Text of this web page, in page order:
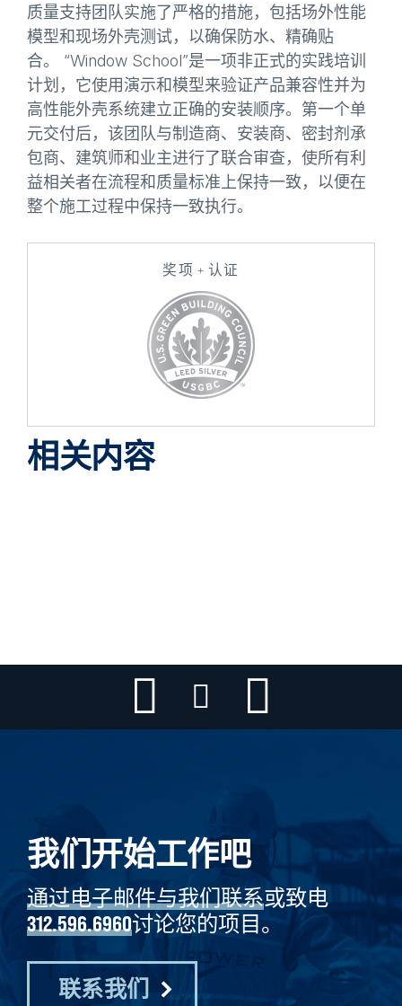
质量支持团队实施了严格的措施，包括场外性能
模型和现场外壳测试，以确保防水、精确贴
合。 “Window School”是一项非正式的实践培训
计划，它使用演示和模型来验证产品兼容性并为
高性能外壳系统建立正确的安装顺序。第一个单
元交付后，该团队与制造商、安装商、密封剂承
包商、建筑师和业主进行了联合审查，使所有利
益相关者在流程和质量标准上保持一致，以便在
整个施工过程中保持一致执行。
奖项 + 认证
相关内容
我们开始工作吧
通过电子邮件与我们联系或致电
312.596.6960讨论您的项目。
联系我们